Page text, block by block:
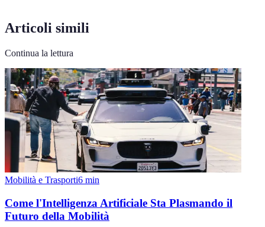
Articoli simili
Continua la lettura
Mobilità e Trasporti6 min
Come l'Intelligenza Artificiale Sta Plasmando il
Futuro della Mobilità